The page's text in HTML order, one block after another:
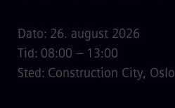
Dato: 26. august 2026
Tid: 08:00 – 13:00
Sted: Construction City, Oslo